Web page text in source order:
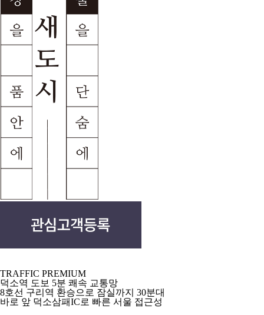
TRAFFIC PREMIUM
덕소역 도보 5분 쾌속 교통망
8호선 구리역 환승으로 잠실까지 30분대
바로 앞 덕소삼패IC로 빠른 서울 접근성